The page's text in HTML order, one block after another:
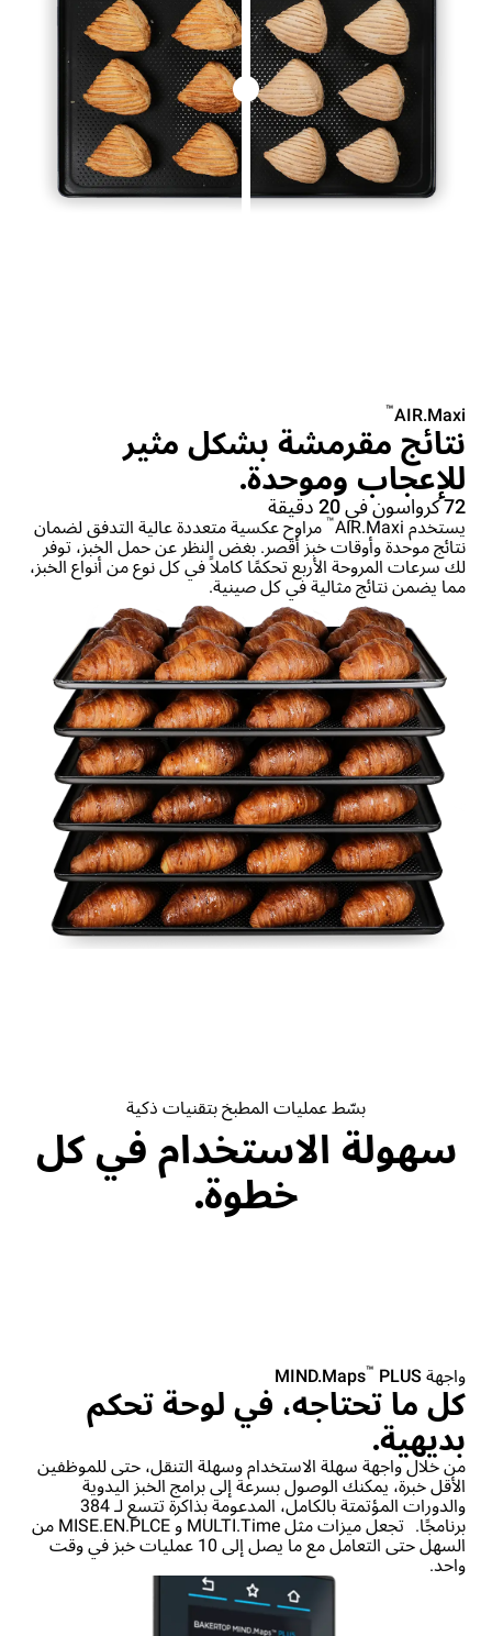
AIR.Maxi
™
نتائج مقرمشة بشكل مثير
للإعجاب وموحدة.
72 كرواسون في 20 دقيقة
يستخدم AIR.Maxi ™ مراوح عكسية متعددة عالية التدفق لضمان
نتائج موحدة وأوقات خبز أقصر. بغض النظر عن حمل الخبز، توفر
لك سرعات المروحة الأربع تحكمًا كاملاً في كل نوع من أنواع الخبز،
مما يضمن نتائج مثالية في كل صينية.
بسّط عمليات المطبخ بتقنيات ذكية
سهولة الاستخدام في كل
خطوة.
واجهة MIND.Maps ™ PLUS
كل ما تحتاجه، في لوحة تحكم
بديهية.
من خلال واجهة سهلة الاستخدام وسهلة التنقل، حتى للموظفين
الأقل خبرة، يمكنك الوصول بسرعة إلى برامج الخبز اليدوية
والدورات المؤتمتة بالكامل، المدعومة بذاكرة تتسع لـ 384
برنامجًا. تجعل ميزات مثل MULTI.Time و MISE.EN.PLCE من
السهل حتى التعامل مع ما يصل إلى 10 عمليات خبز في وقت
واحد.